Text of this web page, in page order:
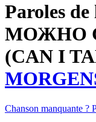
Paroles
МОЖНО
(CAN I
Chanson manquante ?